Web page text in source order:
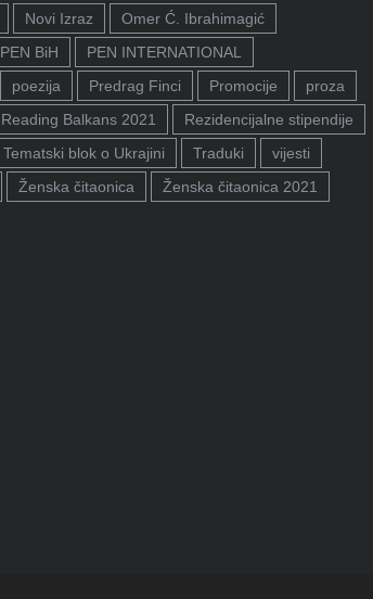
Novi Izraz
Omer Ć. Ibrahimagić
PEN BiH
PEN INTERNATIONAL
poezija Predrag Finci Promocije
proza
Reading Balkans 2021
Rezidencijalne stipendije
Tematski blok o Ukrajini Traduki
vijesti
Ženska čitaonica Ženska čitaonica 2021